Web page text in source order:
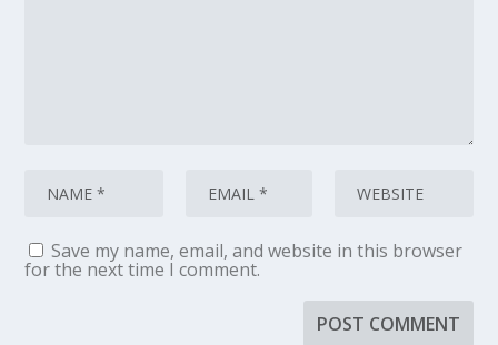
Save my name, email, and website in this browser
for the next time I comment.